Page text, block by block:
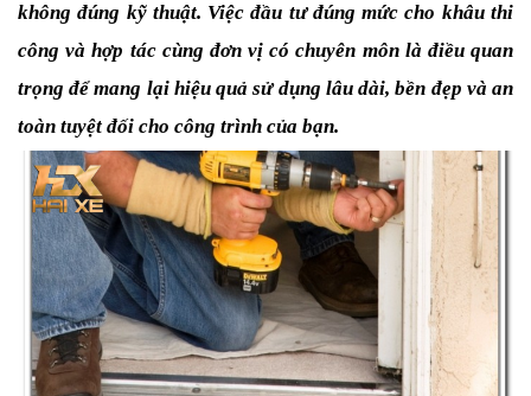
không đúng kỹ thuật. Việc đầu tư đúng mức cho khâu thi
công và hợp tác cùng đơn vị có chuyên môn là điều quan
trọng để mang lại hiệu quả sử dụng lâu dài, bền đẹp và an
toàn tuyệt đối cho công trình của bạn.